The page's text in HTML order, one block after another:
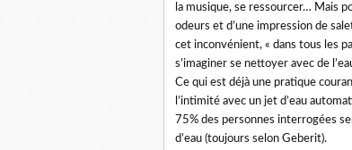
la musique, se ressourcer… Mais
odeurs et d’une impression de
cet inconvénient, « dans tous les
s’imaginer se nettoyer avec de
Ce qui est déjà une pratique
l’intimité avec un jet d’eau
75% des personnes interrogées
d’eau (toujours selon Geberit).